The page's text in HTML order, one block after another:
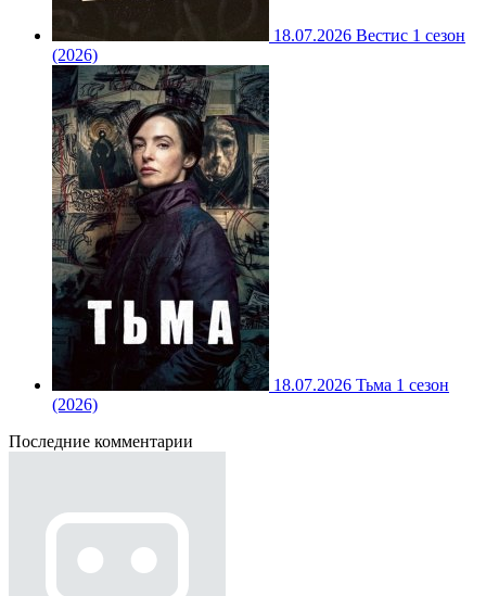
18.07.2026 Вестис 1 сезон
(2026)
18.07.2026 Тьма 1 сезон
(2026)
Последние комментарии